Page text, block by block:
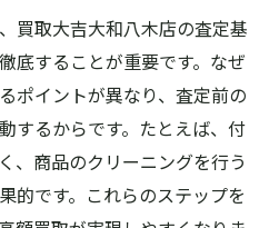
る買取大吉大和八木店の
た効率的な片付け手順
店の出張査定で手間を省
出張買取の活用ポイント
買取大吉大和八木店の査定基
底することが重要です。なぜ
ポイントが異なり、査定前の
するからです。たとえば、付
、商品のクリーニングを行う
的です。これらのステップを